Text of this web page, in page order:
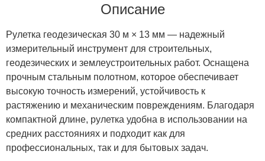
Описание
Рулетка геодезическая 30 м × 13 мм — надежный
измерительный инструмент для строительных,
геодезических и землеустроительных работ. Оснащена
прочным стальным полотном, которое обеспечивает
высокую точность измерений, устойчивость к
растяжению и механическим повреждениям. Благодаря
компактной длине, рулетка удобна в использовании на
средних расстояниях и подходит как для
профессиональных, так и для бытовых задач.